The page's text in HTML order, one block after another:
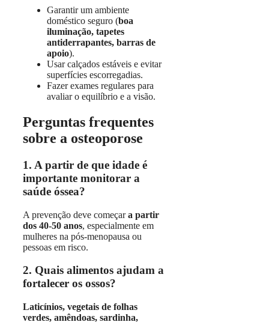
Garantir um ambiente
doméstico seguro (boa
iluminação, tapetes
antiderrapantes, barras de
apoio).
Usar calçados estáveis e evitar
superfícies escorregadias.
Fazer exames regulares para
avaliar o equilíbrio e a visão.
Perguntas frequentes
sobre a osteoporose
1. A partir de que idade é
importante monitorar a
saúde óssea?
A prevenção deve começara partir
dos 40-50 anos, especialmente em
mulheres na pós-menopausa ou
pessoas em risco.
2. Quais alimentos ajudam a
fortalecer os ossos?
Laticínios, vegetais de folhas
verdes, amêndoas, sardinha,